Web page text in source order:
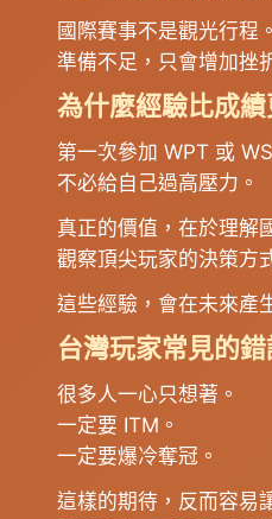
國際賽事不是觀光行程。
準備不足，只會增加挫
為什麼經驗比成
第一次參加 WPT 或
不必給自己過高壓力。
真正的價值，在於理解
觀察頂尖玩家的決策方
這些經驗，會在未來產
台灣玩家常見的
很多人一心只想著。
一定要 ITM。
一定要爆冷奪冠。
這樣的期待，反而容易